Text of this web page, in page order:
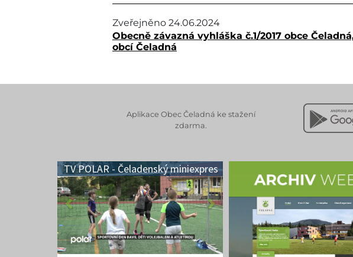
Zveřejněno 24.06.2024
Obecně závazná vyhláška č.1/2017 obce
obcí Čeladná
Aplikace Obec Čeladná ke stažení
zdarma.